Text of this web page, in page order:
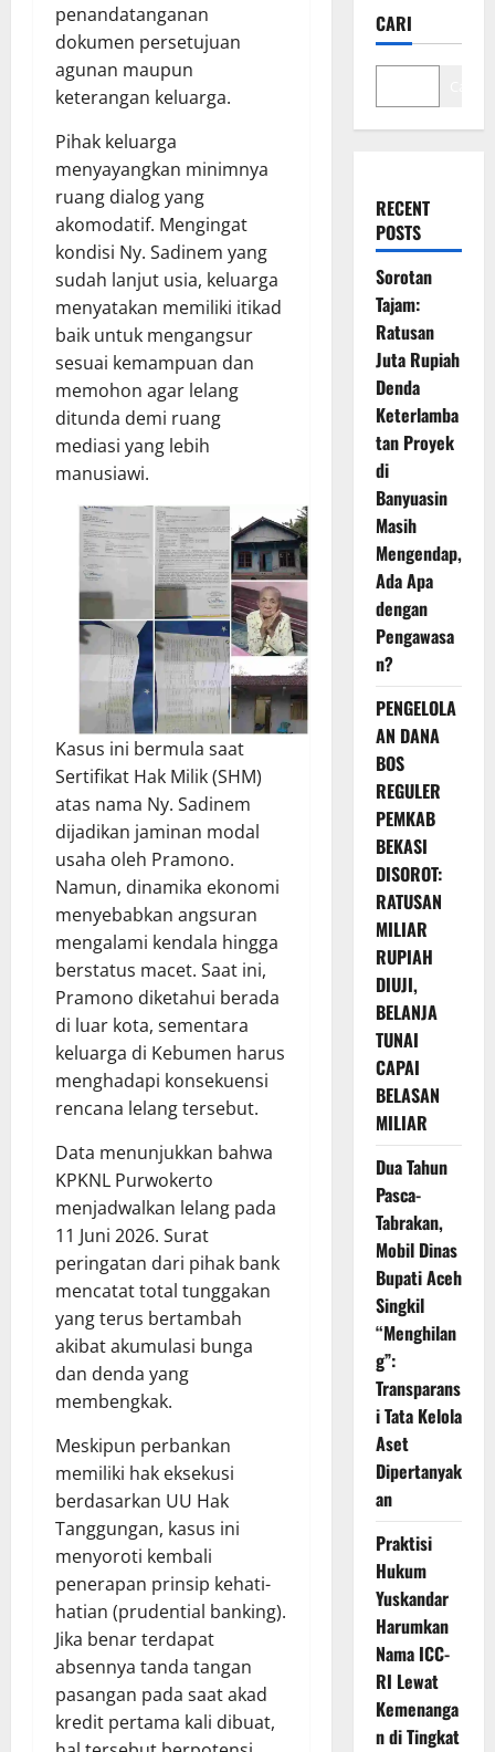
penandatanganan
dokumen persetujuan
agunan maupun
keterangan keluarga.
Pihak keluarga
menyayangkan minimnya
ruang dialog yang
akomodatif. Mengingat
kondisi Ny. Sadinem yang
sudah lanjut usia, keluarga
menyatakan memiliki itikad
baik untuk mengangsur
sesuai kemampuan dan
memohon agar lelang
ditunda demi ruang
mediasi yang lebih
manusiawi.
Kasus ini bermula saat
Sertifikat Hak Milik (SHM)
atas nama Ny. Sadinem
dijadikan jaminan modal
usaha oleh Pramono.
Namun, dinamika ekonomi
menyebabkan angsuran
mengalami kendala hingga
berstatus macet. Saat ini,
Pramono diketahui berada
di luar kota, sementara
keluarga di Kebumen harus
menghadapi konsekuensi
rencana lelang tersebut.
Data menunjukkan bahwa
KPKNL Purwokerto
menjadwalkan lelang pada
11 Juni 2026. Surat
peringatan dari pihak bank
mencatat total tunggakan
yang terus bertambah
akibat akumulasi bunga
dan denda yang
membengkak.
Meskipun perbankan
memiliki hak eksekusi
berdasarkan UU Hak
Tanggungan, kasus ini
menyoroti kembali
penerapan prinsip kehati-
hatian (prudential banking).
Jika benar terdapat
absennya tanda tangan
pasangan pada saat akad
kredit pertama kali dibuat,
CARI
RECENT
POSTS
Sorotan
Tajam:
Ratusan
Juta Rupiah
Denda
Keterlamba
tan Proyek
di
Banyuasin
Masih
Mengendap,
Ada Apa
dengan
Pengawasa
n?
PENGELOLA
AN DANA
BOS
REGULER
PEMKAB
BEKASI
DISOROT:
RATUSAN
MILIAR
RUPIAH
DIUJI,
BELANJA
TUNAI
CAPAI
BELASAN
MILIAR
Dua Tahun
Pasca-
Tabrakan,
Mobil Dinas
Bupati Aceh
Singkil
“Menghilan
g”:
Transparans
i Tata Kelola
Aset
Dipertanyak
an
Praktisi
Hukum
Yuskandar
Harumkan
Nama ICC-
RI Lewat
Kemenanga
n di Tingkat